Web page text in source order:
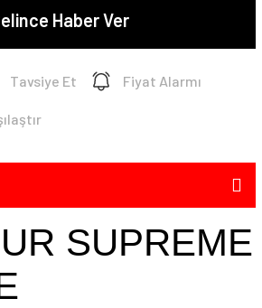
Haber Ver
Tavsiye Et Fiyat Alarmı
SUPREME